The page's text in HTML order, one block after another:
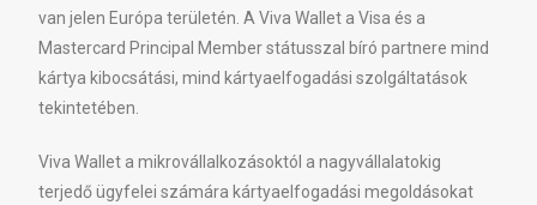
van jelen Európa területén. A Viva Wallet a Visa és a
Mastercard Principal Member státusszal bíró partnere mind
kártya kibocsátási, mind kártyaelfogadási szolgáltatások
tekintetében.
Viva Wallet a mikrovállalkozásoktól a nagyvállalatokig
terjedő ügyfelei számára kártyaelfogadási megoldásokat